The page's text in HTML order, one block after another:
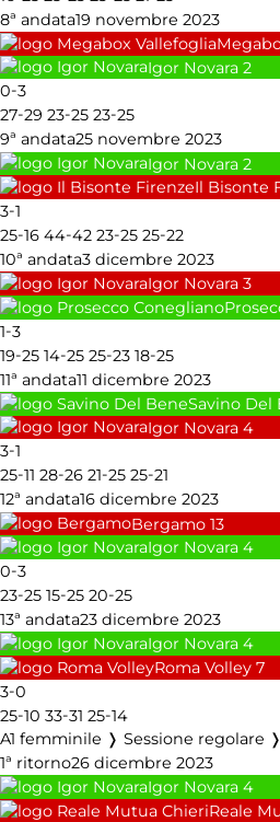
8ª andata19 novembre 2023
Igor Novara 2
0-3
27-29 23-25 23-25
9ª andata25 novembre 2023
Igor Novara 2
Il Bisonte
3-1
25-16 44-42 23-25 25-22
10ª andata3 dicembre 2023
Igor Novara 3
1-3
19-25 14-25 25-23 18-25
11ª andata11 dicembre 2023
Savino Del
Igor Novara 4
3-1
25-11 28-26 21-25 25-21
12ª andata16 dicembre 2023
Bergamo 13
Igor Novara 4
0-3
23-25 15-25 20-25
13ª andata23 dicembre 2023
Igor Novara 4
Roma Volley 7
3-0
25-10 33-31 25-14
A1 femminile ❭ Sessione regolare
1ª ritorno26 dicembre 2023
Igor Novara 4
Reale